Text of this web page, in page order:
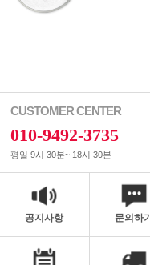
CUSTOMER CENTER
010-9492-3735
평일 9시 30분~ 18시 30분
공지사항 문의하기